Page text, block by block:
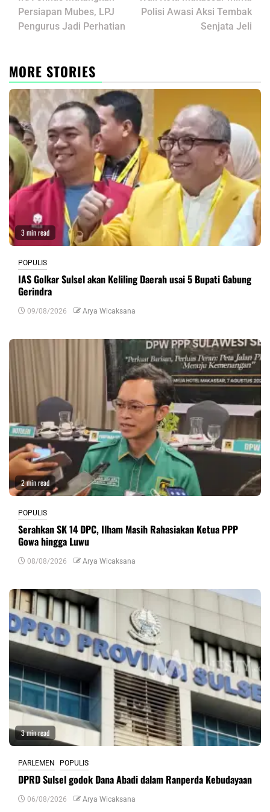
Persiapan Mubes, LPJ
Pengurus Jadi Perhatian
Polisi Awasi Aksi Tembak
Senjata Jeli
MORE STORIES
3 min read
POPULIS
IAS Golkar Sulsel akan Keliling Daerah usai 5 Bupati Gabung
Gerindra
09/08/2026 Arya Wicaksana
2 min read
POPULIS
Serahkan SK 14 DPC, Ilham Masih Rahasiakan Ketua PPP
Gowa hingga Luwu
08/08/2026 Arya Wicaksana
3 min read
PARLEMEN POPULIS
DPRD Sulsel godok Dana Abadi dalam Ranperda Kebudayaan
06/08/2026 Arya Wicaksana